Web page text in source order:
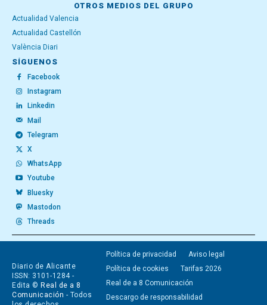
OTROS MEDIOS DEL GRUPO
Actualidad Valencia
Actualidad Castellón
València Diari
SÍGUENOS
Facebook
Instagram
Linkedin
Mail
Telegram
X
WhatsApp
Youtube
Bluesky
Mastodon
Threads
Diario de Alicante
ISSN: 3101-1284 -
Edita © Real de a 8
Comunicación - Todos
Política de privacidad
Aviso legal
Política de cookies
Tarifas 2026
Real de a 8 Comunicación
Descargo de responsabilidad